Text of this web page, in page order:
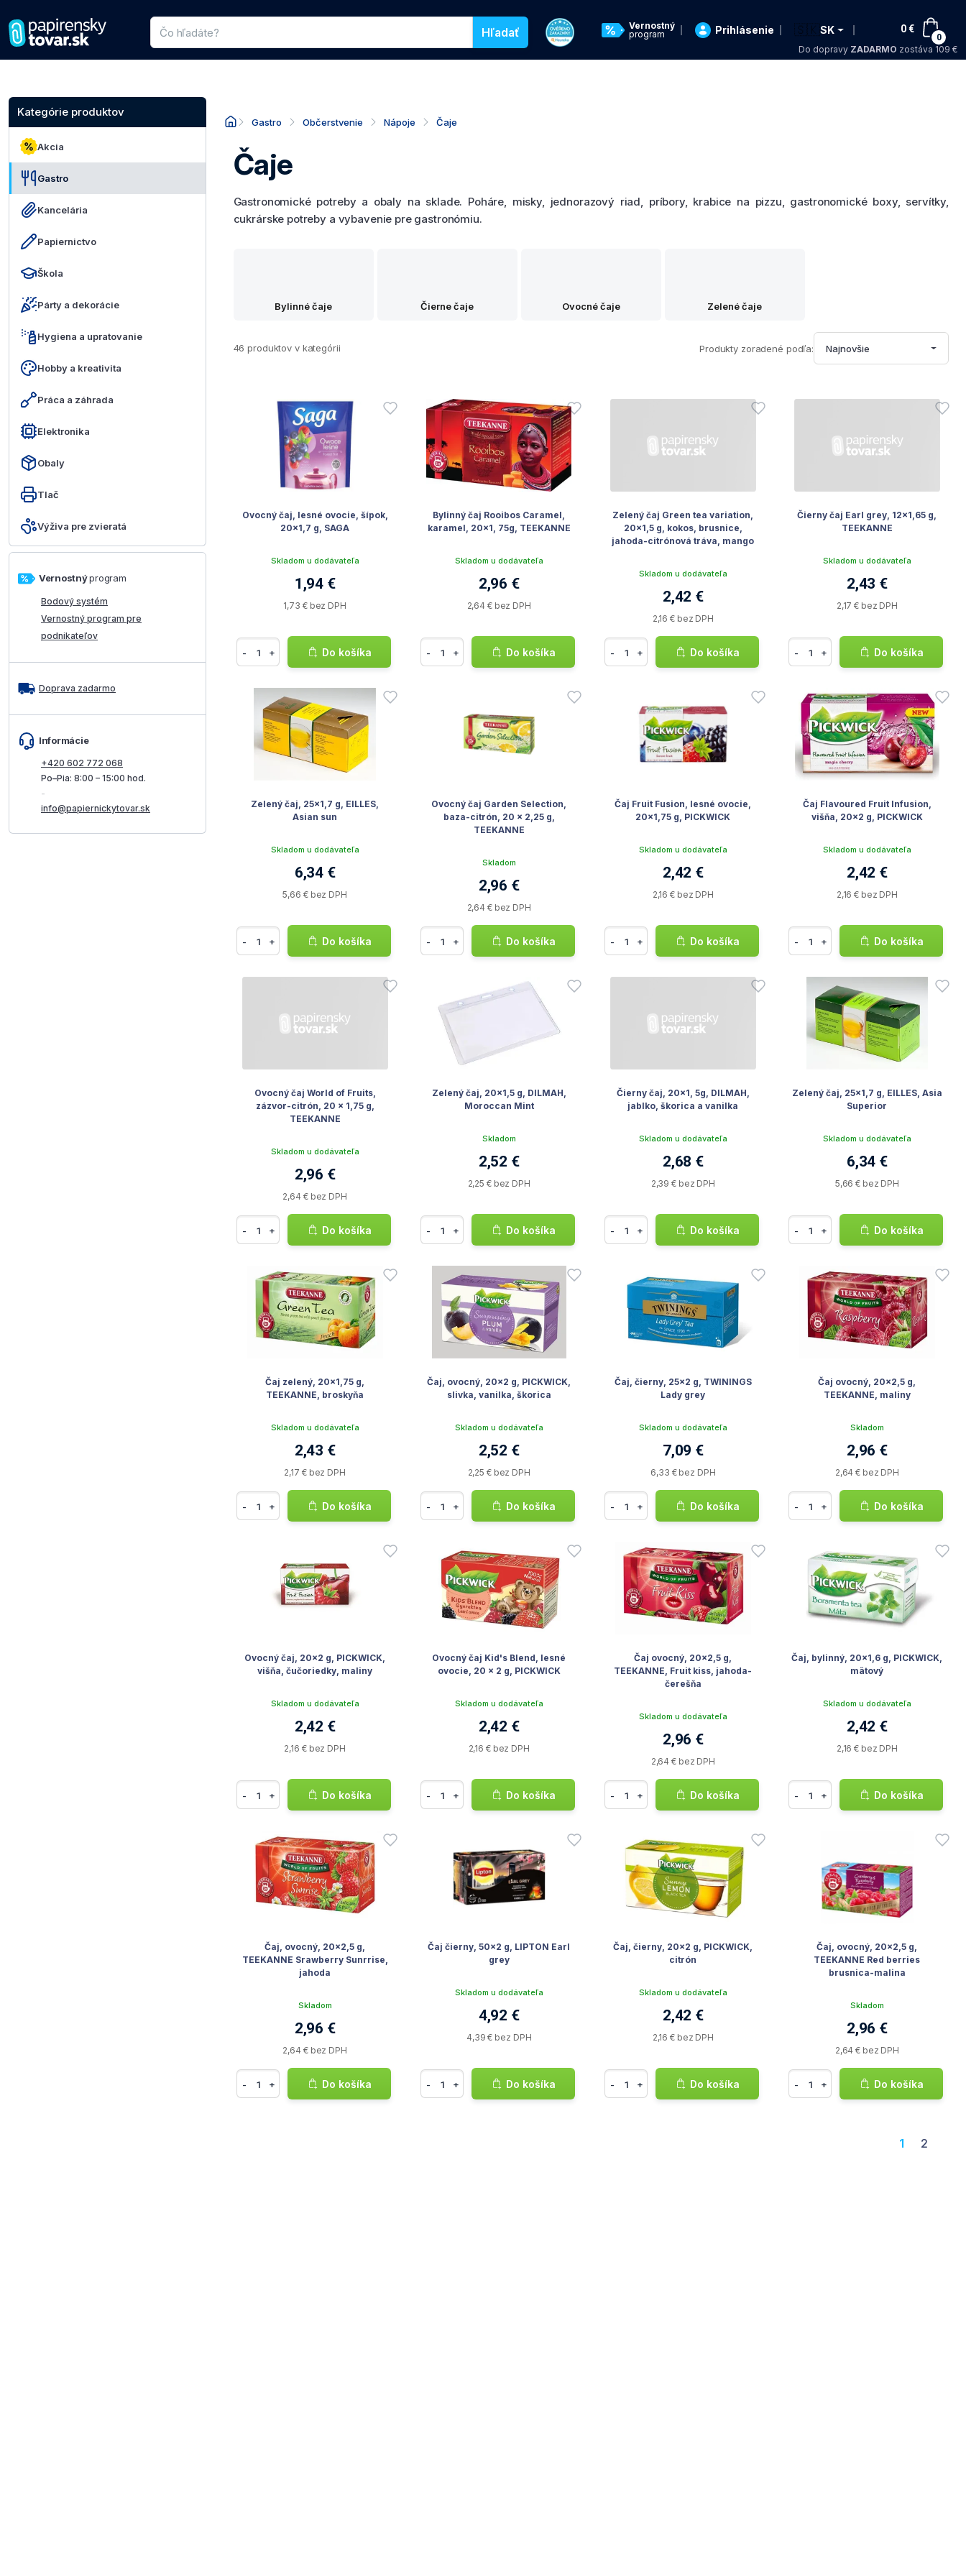
Vyhľadávanie produktov
Zadajte názov produktu alebo kategórie pre vyhľadávanie v našom eshope
Hľadať
Vernostný
program
Prihlásenie 🇸🇰SK 0€
0
Do dopravy ZADARMO zostáva 109 €
Kategórie produktov
Akcia
Gastro
Kancelária
Papiernictvo
Škola
Párty a dekorácie
Hygiena a upratovanie
Hobby a kreativita
Práca a záhrada
Elektronika
Obaly
Tlač
Výživa pre zvieratá
Vernostnýprogram
Bodový systém
Vernostný program pre
podnikateľov
Doprava zadarmo
Informácie
+420 602 772 068
Po–Pia: 8:00 – 15:00 hod.
-
info@papiernickytovar.sk
Gastro Občerstvenie Nápoje Čaje
Čaje
Gastronomické potreby a obaly na sklade. Poháre, misky, jednorazový riad, príbory, krabice na pizzu, gastronomické boxy, servítky,
cukrárske potreby a vybavenie pre gastronómiu.
Bylinné čaje Čierne čaje Ovocné čaje Zelené čaje
46 produktov v kategórii Produkty zoradené podľa: Najnovšie
Ovocný čaj, lesné ovocie, šípok,
20x1,7 g, SAGA
Skladom u dodávateľa
1,94 €
1,73 € bez DPH
- + Do košíka
Bylinný čaj Rooibos Caramel,
karamel, 20x1, 75g, TEEKANNE
Skladom u dodávateľa
2,96 €
2,64 € bez DPH
- + Do košíka
Zelený čaj Green tea variation,
20x1,5 g, kokos, brusnice,
jahoda-citrónová tráva, mango
Skladom u dodávateľa
2,42 €
2,16 € bez DPH
- + Do košíka
Čierny čaj Earl grey, 12x1,65 g,
TEEKANNE
Skladom u dodávateľa
2,43 €
2,17 € bez DPH
- + Do košíka
Zelený čaj, 25x1,7 g, EILLES,
Asian sun
Skladom u dodávateľa
6,34 €
5,66 € bez DPH
- + Do košíka
Ovocný čaj Garden Selection,
baza-citrón, 20 x 2,25 g,
TEEKANNE
Skladom
2,96 €
2,64 € bez DPH
- + Do košíka
Čaj Fruit Fusion, lesné ovocie,
20x1,75 g, PICKWICK
Skladom u dodávateľa
2,42 €
2,16 € bez DPH
- + Do košíka
Čaj Flavoured Fruit Infusion,
višňa, 20x2 g, PICKWICK
Skladom u dodávateľa
2,42 €
2,16 € bez DPH
- + Do košíka
Ovocný čaj World of Fruits,
zázvor-citrón, 20 x 1,75 g,
TEEKANNE
Skladom u dodávateľa
2,96 €
2,64 € bez DPH
- + Do košíka
Zelený čaj, 20x1,5 g, DILMAH,
Moroccan Mint
Skladom
2,52 €
2,25 € bez DPH
- + Do košíka
Čierny čaj, 20x1, 5g, DILMAH,
jablko, škorica a vanilka
Skladom u dodávateľa
2,68 €
2,39 € bez DPH
- + Do košíka
Zelený čaj, 25x1,7 g, EILLES, Asia
Superior
Skladom u dodávateľa
6,34 €
5,66 € bez DPH
- + Do košíka
Čaj zelený, 20x1,75 g,
TEEKANNE, broskyňa
Skladom u dodávateľa
2,43 €
2,17 € bez DPH
- + Do košíka
Čaj, ovocný, 20x2 g, PICKWICK,
slivka, vanilka, škorica
Skladom u dodávateľa
2,52 €
2,25 € bez DPH
- + Do košíka
Čaj, čierny, 25x2 g, TWININGS
Lady grey
Skladom u dodávateľa
7,09 €
6,33 € bez DPH
- + Do košíka
Čaj ovocný, 20x2,5 g,
TEEKANNE, maliny
Skladom
2,96 €
2,64 € bez DPH
- + Do košíka
Ovocný čaj, 20x2 g, PICKWICK,
višňa, čučoriedky, maliny
Skladom u dodávateľa
2,42 €
2,16 € bez DPH
- + Do košíka
Ovocný čaj Kid's Blend, lesné
ovocie, 20 x 2 g, PICKWICK
Skladom u dodávateľa
2,42 €
2,16 € bez DPH
- + Do košíka
Čaj ovocný, 20x2,5 g,
TEEKANNE, Fruit kiss, jahoda-
čerešňa
Skladom u dodávateľa
2,96 €
2,64 € bez DPH
- + Do košíka
Čaj, bylinný, 20x1,6 g, PICKWICK,
mätový
Skladom u dodávateľa
2,42 €
2,16 € bez DPH
- + Do košíka
Čaj, ovocný, 20x2,5 g,
TEEKANNE Srawberry Sunrrise,
jahoda
Skladom
2,96 €
2,64 € bez DPH
- + Do košíka
Čaj čierny, 50x2 g, LIPTON Earl
grey
Skladom u dodávateľa
4,92 €
4,39 € bez DPH
- + Do košíka
Čaj, čierny, 20x2 g, PICKWICK,
citrón
Skladom u dodávateľa
2,42 €
2,16 € bez DPH
- + Do košíka
Čaj, ovocný, 20x2,5 g,
TEEKANNE Red berries
brusnica-malina
Skladom
2,96 €
2,64 € bez DPH
- + Do košíka
1 2